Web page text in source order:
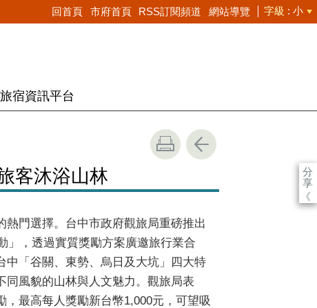
回首頁 市府首頁 RSS訂閱頻道 網站導覽 字級 小
旅宿資訊平台
分
享
《
客沐浴山林
門選擇。台中市政府觀旅局重磅推出
」，透過實質獎勵方案廣邀旅行業合
中「谷關、東勢、烏日及大坑」四大特
同風貌的山林與人文魅力。觀旅局表
最高每人獎勵新台幣1,000元，可望吸